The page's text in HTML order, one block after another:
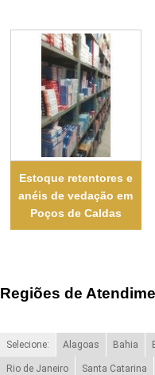
Estoque retentores e
anéis de vedação em
Poços de Caldas
Regiões de
Selecione: Alagoas Bahia
Rio de Janeiro Santa Catarina